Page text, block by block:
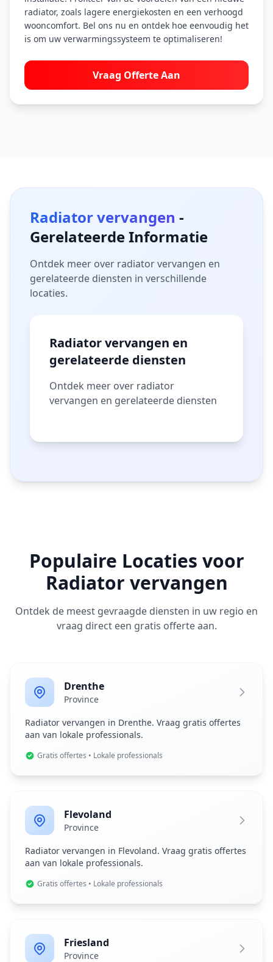
radiator, zoals lagere energiekosten en een verhoogd
wooncomfort. Bel ons nu en ontdek hoe eenvoudig het
is om uw verwarmingssysteem te optimaliseren!
Vraag Offerte Aan
Radiator vervangen -
Gerelateerde Informatie
Ontdek meer over radiator vervangen en
gerelateerde diensten in verschillende
locaties.
Radiator vervangen en
gerelateerde diensten
Ontdek meer over radiator
vervangen en gerelateerde diensten
Populaire Locaties voor
Radiator vervangen
Ontdek de meest gevraagde diensten in uw regio en
vraag direct een gratis offerte aan.
Drenthe
Province
Radiator vervangen in Drenthe. Vraag gratis offertes
aan van lokale professionals.
Gratis offertes • Lokale professionals
Flevoland
Province
Radiator vervangen in Flevoland. Vraag gratis offertes
aan van lokale professionals.
Gratis offertes • Lokale professionals
Friesland
Province